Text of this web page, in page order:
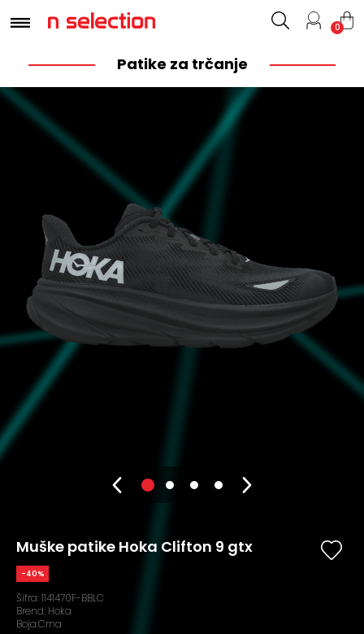
0
Patike za trčanje
Muške patike Hoka Clifton 9 gtx
-40%
Šifra:1141470F-BBLC
Brend: Hoka
Boja:Crna